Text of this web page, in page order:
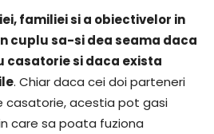
familiei si a obiectivelor in
cuplu sa-si dea seama daca
casatorie si daca exista
. Chiar daca cei doi parteneri
casatorie, acestia pot gasi
care sa poata fuziona